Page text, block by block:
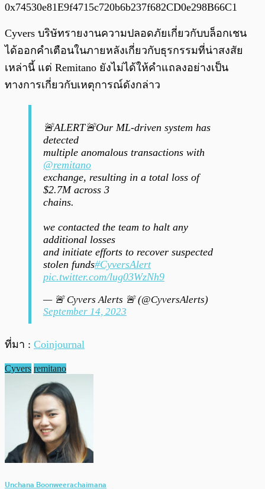
0x74530e81E9f4715c720b6b237f682CD0e298B66C1
Cyvers บริษัทรายงานความปลอดภัยเกี่ยวกับบล็อกเชน
ได้ออกคำเตือนในภายหลังเกี่ยวกับธุรกรรมที่น่าสงสัย
เหล่านี้ แต่ Remitano ยังไม่ได้ให้คำแถลงอย่างเป็น
ทางการเกี่ยวกับเหตุการณ์ดังกล่าว
🚨ALERT🚨Our ML-driven system has
detected
multiple anomalous transactions with
@remitano
exchange, resulting in a total loss of
$2.7M across 3
chains.
we contacted the team to halt any
additional losses
and initiate efforts to recover suspected
stolen funds#CyversAlert
pic.twitter.com/lug03WzNh9
— 🚨 Cyvers Alerts 🚨 (@CyversAlerts)
September 14, 2023
ที่มา : Coinjournal
Cyvers remitano
Unchana Boonweerachaimana